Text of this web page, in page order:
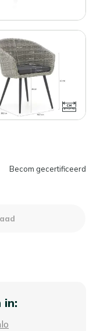
Becom gecertificeerd
in: